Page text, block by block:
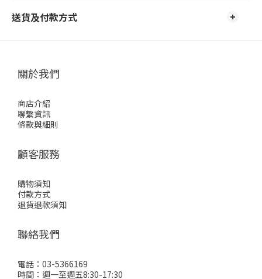
送貨及付款方式
關於我們
商店介紹
聯繫資訊
條款與細則
顧客服務
購物須知
付款方式
退貨退款須知
聯絡我們
電話：03-5366169
時間：週一至週五8:30-17:30